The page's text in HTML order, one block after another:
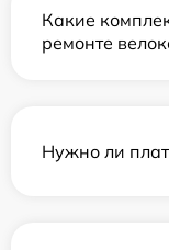
Какие
ремонте
Нужно ли